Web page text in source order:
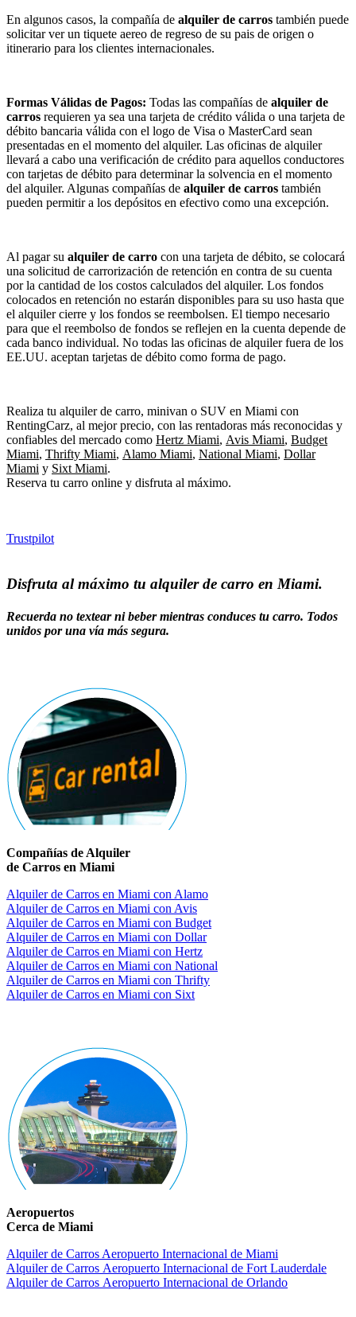
En algunos casos, la compañía de alquiler de carros también puede
solicitar ver un tiquete aereo de regreso de su pais de origen o
itinerario para los clientes internacionales.
Formas Válidas de Pagos: Todas las compañías de alquiler de
carros requieren ya sea una tarjeta de crédito válida o una tarjeta de
débito bancaria válida con el logo de Visa o MasterCard sean
presentadas en el momento del alquiler. Las oficinas de alquiler
llevará a cabo una verificación de crédito para aquellos conductores
con tarjetas de débito para determinar la solvencia en el momento
del alquiler. Algunas compañías de alquiler de carros también
pueden permitir a los depósitos en efectivo como una excepción.
Al pagar su alquiler de carro con una tarjeta de débito, se colocará
una solicitud de carrorización de retención en contra de su cuenta
por la cantidad de los costos calculados del alquiler. Los fondos
colocados en retención no estarán disponibles para su uso hasta que
el alquiler cierre y los fondos se reembolsen. El tiempo necesario
para que el reembolso de fondos se reflejen en la cuenta depende de
cada banco individual. No todas las oficinas de alquiler fuera de los
EE.UU. aceptan tarjetas de débito como forma de pago.
Realiza tu alquiler de carro, minivan o SUV en Miami con
RentingCarz, al mejor precio, con las rentadoras más reconocidas y
confiables del mercado como Hertz Miami, Avis Miami, Budget
Miami, Thrifty Miami, Alamo Miami, National Miami, Dollar
Miami y Sixt Miami.
Reserva tu carro online y disfruta al máximo.
Trustpilot
Disfruta al máximo tu alquiler de carro en Miami.
Recuerda no textear ni beber mientras conduces tu carro. Todos
unidos por una vía más segura.
Compañías de Alquiler
de Carros en Miami
Alquiler de Carros en Miami con Alamo
Alquiler de Carros en Miami con Avis
Alquiler de Carros en Miami con Budget
Alquiler de Carros en Miami con Dollar
Alquiler de Carros en Miami con Hertz
Alquiler de Carros en Miami con National
Alquiler de Carros en Miami con Thrifty
Alquiler de Carros en Miami con Sixt
Aeropuertos
Cerca de Miami
Alquiler de Carros Aeropuerto Internacional de Miami
Alquiler de Carros Aeropuerto Internacional de Fort Lauderdale
Alquiler de Carros Aeropuerto Internacional de Orlando